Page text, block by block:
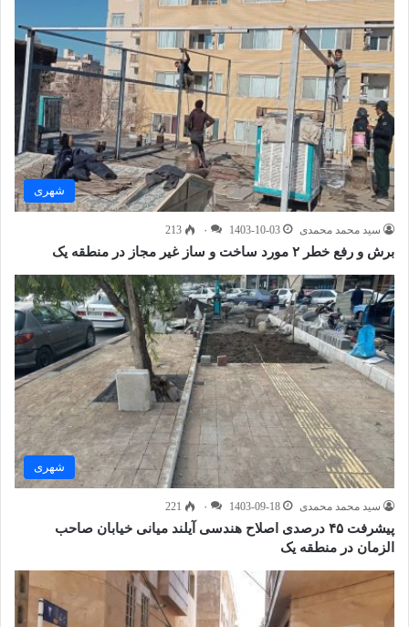
شهری
سید محمد محمدی 1403-10-03 ۰ 213
برش و رفع خطر ۲ مورد ساخت و ساز غیر مجاز در منطقه یک
شهری
سید محمد محمدی 1403-09-18 ۰ 221
پیشرفت ۴۵ درصدی اصلاح هندسی آیلند میانی خیابان صاحب
الزمان در منطقه یک